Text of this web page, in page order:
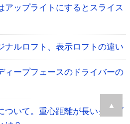
アップライトにするとスライス
ナルロフト、表示ロフトの違い
ィープフェースのドライバーの
ついて。重心距離が長いクラブ
▲